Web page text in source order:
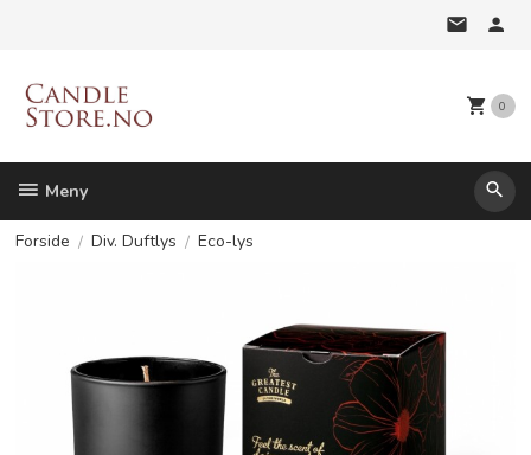
0
Meny
Forside Div. Duftlys Eco-lys